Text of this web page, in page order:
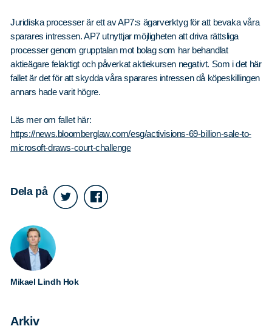
Mikael Lindh Hok
Arkiv
Juridiska processer är ett av AP7:s ägarverktyg för att bevaka våra
sparares intressen. AP7 utnyttjar möjligheten att driva rättsliga
processer genom grupptalan mot bolag som har behandlat
aktieägare felaktigt och påverkat aktiekursen negativt. Som i det här
fallet är det för att skydda våra sparares intressen då köpeskillingen
annars hade varit högre.
Läs mer om fallet här:
https://news.bloomberglaw.com/esg/activisions-69-billion-sale-to-
microsoft-draws-court-challenge
Dela på